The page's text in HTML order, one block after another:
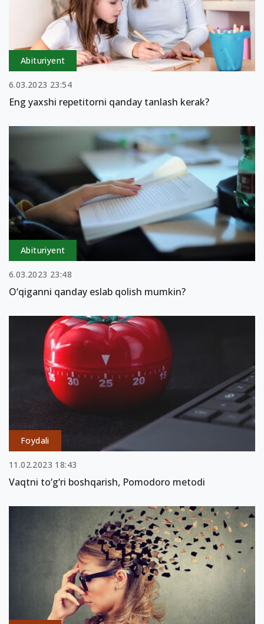
Abituriyent
6.03.2023 23:54
Eng yaxshi repetitorni qanday tanlash kerak?
Abituriyent
6.03.2023 23:48
O‘qiganni qanday eslab qolish mumkin?
Foydali
11.02.2023 18:43
Vaqtni to‘g‘ri boshqarish, Pomodoro metodi